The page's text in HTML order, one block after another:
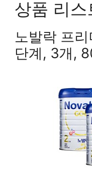
상품 리스
노발락 프
단계, 3개,